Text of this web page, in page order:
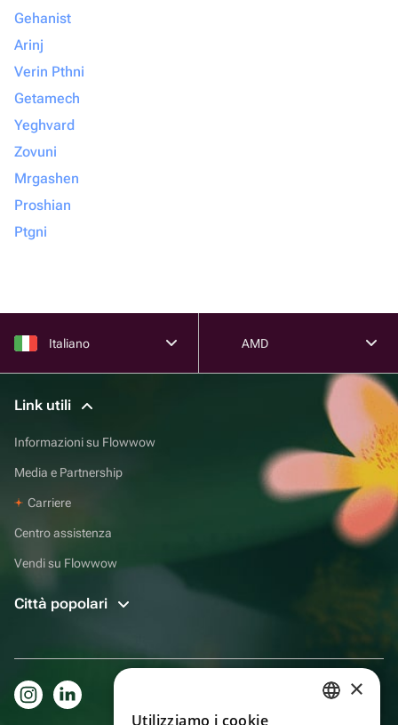
Gehanist
Arinj
Verin Pthni
Getamech
Yeghvard
Zovuni
Mrgashen
Proshian
Ptgni
Italiano AMD
Link utili
Informazioni su Flowwow
Media e Partnership
Carriere
Centro assistenza
Vendi su Flowwow
Città popolari
×
Utilizziamo i cookie